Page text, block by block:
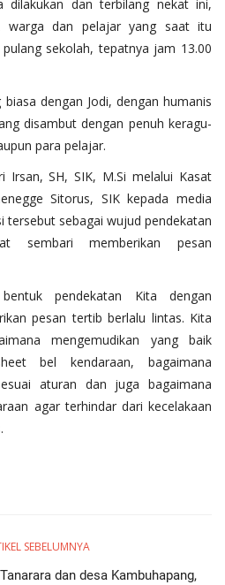
dilakukan dan terbilang nekat ini,
warga dan pelajar yang saat itu
sekolah, tepatnya jam 13.00
dengan Jodi, dengan humanis
disambut dengan penuh keragu-
para pelajar.
Irsan, SH, SIK, M.Si melalui Kasat
Sitorus, SIK kepada media
tersebut sebagai wujud pendekatan
sembari memberikan pesan
pendekatan Kita dengan
pesan tertib berlalu lintas. Kita
mengemudikan yang baik
bel kendaraan, bagaimana
aturan dan juga bagaimana
agar terhindar dari kecelakaan
SEBELUMNYA
dan desa Kambuhapang,